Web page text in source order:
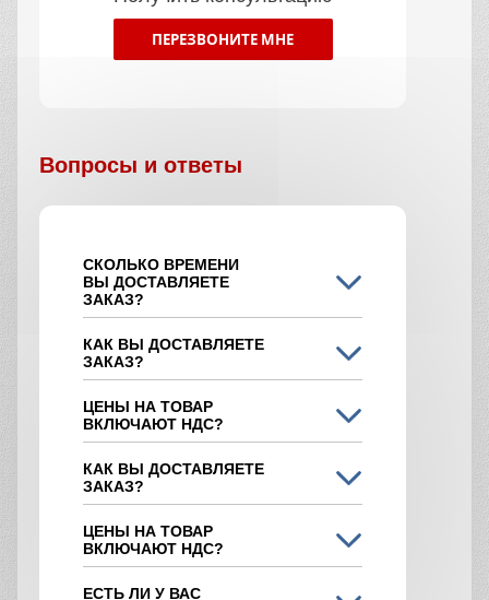
ПЕРЕЗВОНИТЕ МНЕ
Вопросы и ответы
СКОЛЬКО ВРЕМЕНИ
ВЫ ДОСТАВЛЯЕТЕ
ЗАКАЗ?
КАК ВЫ ДОСТАВЛЯЕТЕ
ЗАКАЗ?
ЦЕНЫ НА ТОВАР
ВКЛЮЧАЮТ НДС?
КАК ВЫ ДОСТАВЛЯЕТЕ
ЗАКАЗ?
ЦЕНЫ НА ТОВАР
ВКЛЮЧАЮТ НДС?
ЕСТЬ ЛИ У ВАС